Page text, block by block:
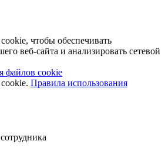
чтобы обеспечивать
веб-сайта и анализировать сетевой
файлов cookie
Правила использования